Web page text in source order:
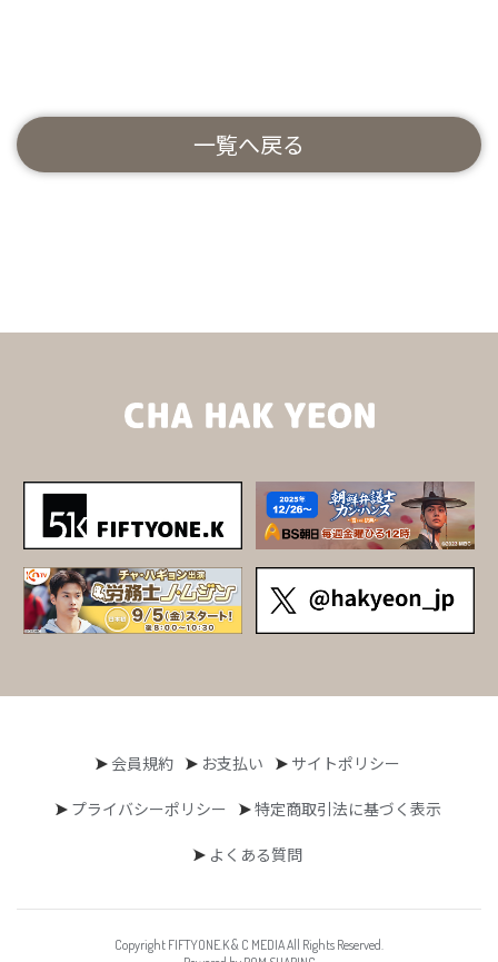
一覧へ戻る
会員規約 お支払い サイトポリシー
プライバシーポリシー 特定商取引法に基づく表示
よくある質問
Copyright FIFTYONE.K & C MEDIA All Rights Reserved.